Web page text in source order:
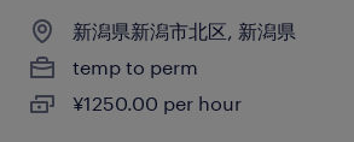
新潟県新潟市北区, 新潟県
temp to perm
¥1250.00 per hour